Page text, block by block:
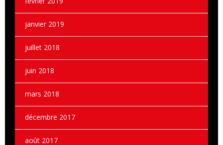
janvier 2019
juillet 2018
juin 2018
mars 2018
décembre 2017
août 2017